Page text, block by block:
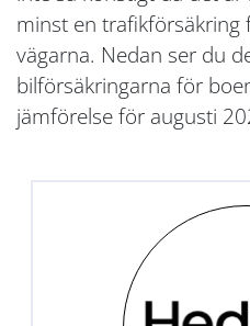
minst en trafikförsäkring
vägarna. Nedan ser du
bilförsäkringarna för
jämförelse för augusti